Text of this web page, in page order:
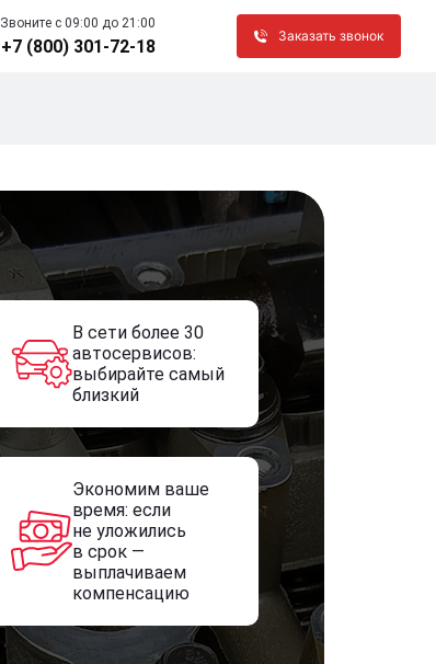
Звоните c 09:00 до 21:00
+7 (800) 301-72-18
Заказать звонок
В сети более 30
автосервисов:
выбирайте самый
близкий
Экономим ваше
время: если
не уложились
в срок —
выплачиваем
компенсацию